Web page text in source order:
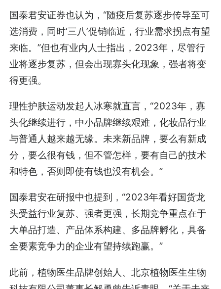
国泰君安证券也认为，“随疫后复苏逐步传导至可
选消费，同时‘三八’促销临近，行业需求拐点有望
来临。”但也有业内人士指出，2023年，尽管行
业将逐步复苏，但会出现寡头化现象，强者将变
得更强。
理性护肤运动发起人冰寒就直言，“2023年，寡
头化继续进行，中小品牌继续艰难，化妆品行业
与普通人越来越无缘。未来新品牌，要么有新成
分，要么很有钱，但不管怎样，要有自己的技术
和特色，否则即使有钱也没有机会。”
国泰君安在研报中也提到，“2023年看好国货龙
头受益行业复苏、强者更强，长期竞争重点在于
大单品打造、产品体系构建、多品牌孵化，具备
全要素竞争力的企业有望持续跑赢。”
此前，植物医生品牌创始人、北京植物医生生物